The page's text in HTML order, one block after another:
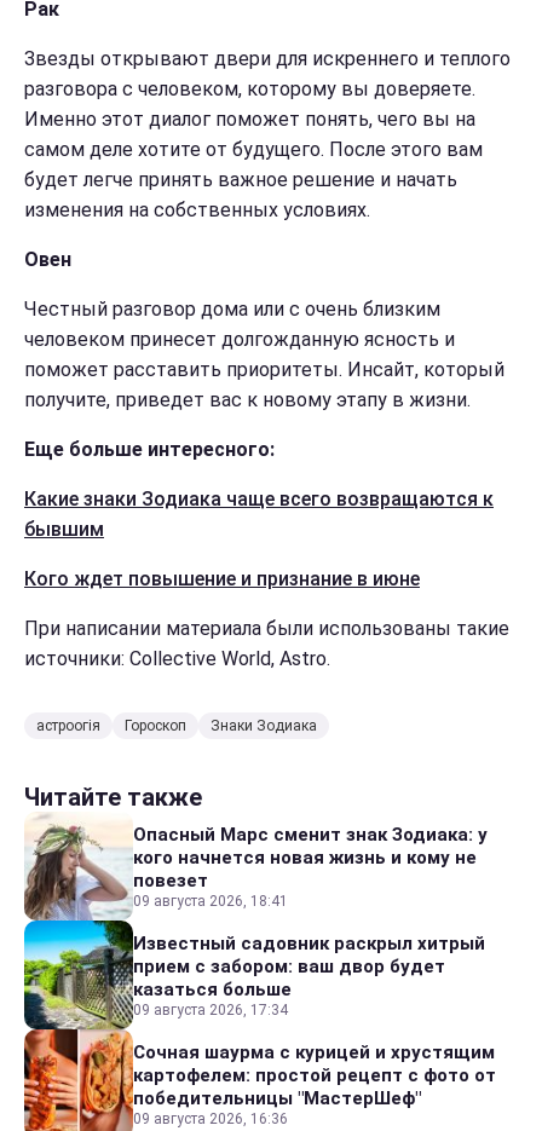
Рак
Звезды открывают двери для искреннего и теплого
разговора с человеком, которому вы доверяете.
Именно этот диалог поможет понять, чего вы на
самом деле хотите от будущего. После этого вам
будет легче принять важное решение и начать
изменения на собственных условиях.
Овен
Честный разговор дома или с очень близким
человеком принесет долгожданную ясность и
поможет расставить приоритеты. Инсайт, который
получите, приведет вас к новому этапу в жизни.
Еще больше интересного:
Какие знаки Зодиака чаще всего возвращаются к
бывшим
Кого ждет повышение и признание в июне
При написании материала были использованы такие
источники: Collective World, Astro.
астроогія Гороскоп Знаки Зодиака
Читайте также
Опасный Марс сменит знак Зодиака: у
кого начнется новая жизнь и кому не
повезет
09 августа 2026, 18:41
Известный садовник раскрыл хитрый
прием с забором: ваш двор будет
казаться больше
09 августа 2026, 17:34
Сочная шаурма с курицей и хрустящим
картофелем: простой рецепт с фото от
победительницы "МастерШеф"
09 августа 2026, 16:36